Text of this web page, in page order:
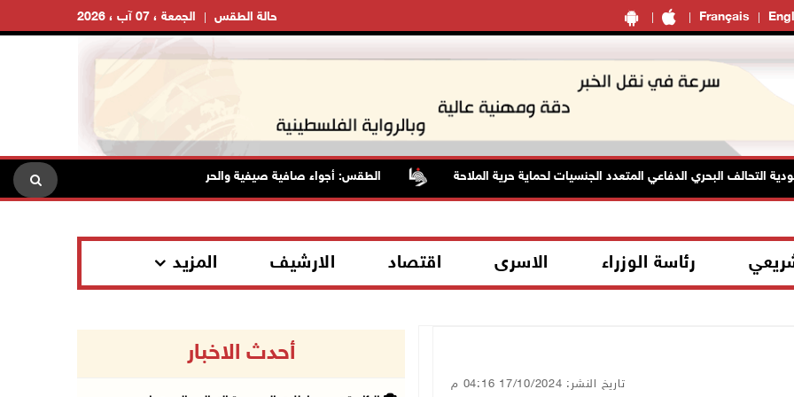
Français الجمعة ، 07 آب ، 2026 حالة الطقس
التحالف البحري الدفاعي المتعدد الجنسيات لحماية حرية الملاحة الطقس: أجواء صافية صيفية والحرارة حول معدلها العام
رئاسة الوزراء الاسرى اقتصاد الارشيف المزيد
تاريخ النشر: 17/10/2024 04:16 م
أحدث الاخبار